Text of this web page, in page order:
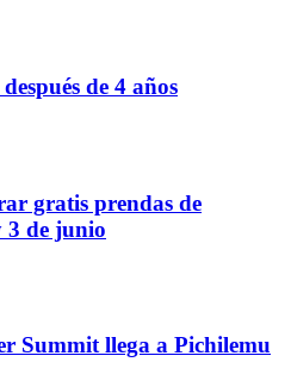
de 4 años
gratis prendas de
3 de junio
Summit llega a Pichilemu